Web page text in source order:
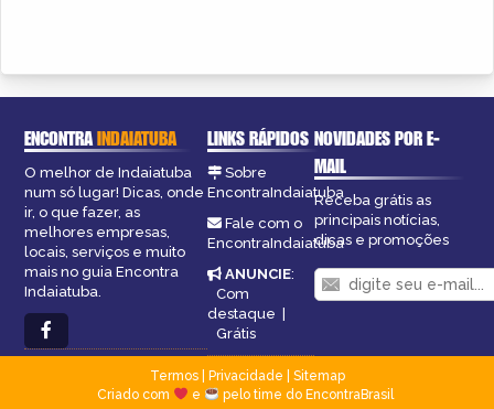
ENCONTRAINDAIATUBA
O melhor de Indaiatuba
num só lugar! Dicas, onde
ir, o que fazer, as
melhores empresas,
locais, serviços e muito
mais no guia Encontra
Indaiatuba.
LINKS RÁPIDOS
Sobre
EncontraIndaiatuba
Fale com o
EncontraIndaiatuba
ANUNCIE:
Com
destaque |
Grátis
NOVIDADES POR E-
MAIL
Receba grátis as
principais notícias,
dicas e promoções
Termos| Privacidade
Sitemap
Criado com
e pelo time do EncontraBrasil